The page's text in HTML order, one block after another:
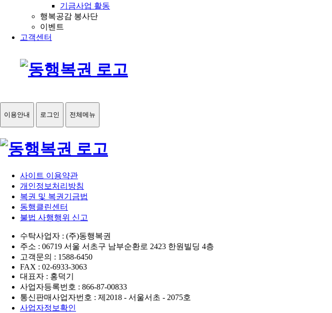
기금사업 활동
행복공감 봉사단
이벤트
고객센터
이용안내 로그인 전체메뉴
사이트 이용약관
개인정보처리방침
복권 및 복권기금법
동행클린센터
불법 사행행위 신고
수탁사업자 : (주)동행복권
주소 : 06719 서울 서초구 남부순환로 2423 한원빌딩 4층
고객문의 : 1588-6450
FAX : 02-6933-3063
대표자 : 홍덕기
사업자등록번호 : 866-87-00833
통신판매사업자번호 : 제2018 - 서울서초 - 2075호
사업자정보확인